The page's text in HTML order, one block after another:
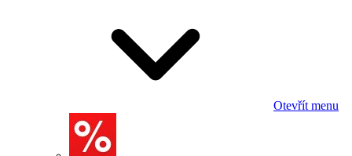
Otevřít menu